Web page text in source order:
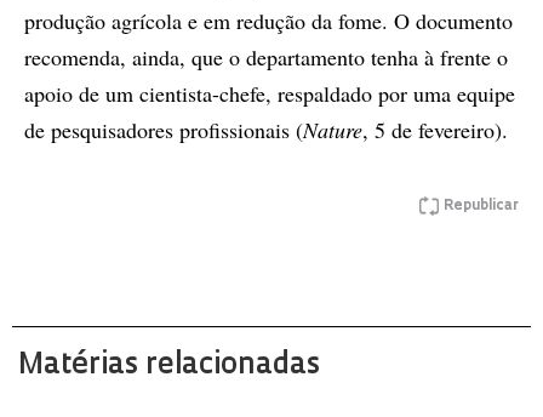
produção agrícola e em redução da fome. O documento
recomenda, ainda, que o departamento tenha à frente o
apoio de um cientista-chefe, respaldado por uma equipe
de pesquisadores profissionais (Nature, 5 de fevereiro).
Republicar